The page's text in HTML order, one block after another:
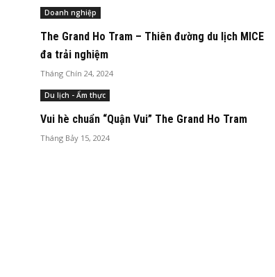
Doanh nghiệp
The Grand Ho Tram – Thiên đường du lịch MICE
đa trải nghiệm
Tháng Chín 24, 2024
Du lịch - Ẩm thực
Vui hè chuẩn “Quận Vui” The Grand Ho Tram
Tháng Bảy 15, 2024